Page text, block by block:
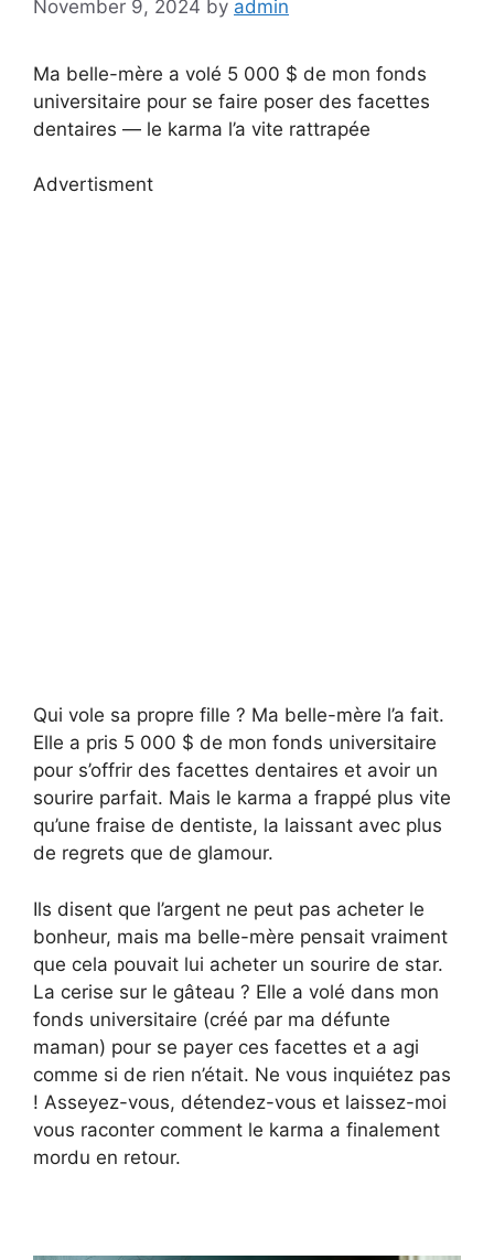
November 9, 2024 by admin
Ma belle-mère a volé 5 000 $ de mon fonds
universitaire pour se faire poser des facettes
dentaires — le karma l’a vite rattrapée
Advertisment
Qui vole sa propre fille ? Ma belle-mère l’a fait.
Elle a pris 5 000 $ de mon fonds universitaire
pour s’offrir des facettes dentaires et avoir un
sourire parfait. Mais le karma a frappé plus vite
qu’une fraise de dentiste, la laissant avec plus
de regrets que de glamour.
Ils disent que l’argent ne peut pas acheter le
bonheur, mais ma belle-mère pensait vraiment
que cela pouvait lui acheter un sourire de star.
La cerise sur le gâteau ? Elle a volé dans mon
fonds universitaire (créé par ma défunte
maman) pour se payer ces facettes et a agi
comme si de rien n’était. Ne vous inquiétez pas
! Asseyez-vous, détendez-vous et laissez-moi
vous raconter comment le karma a finalement
mordu en retour.